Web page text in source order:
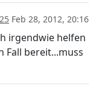
Feb 28, 2012, 20:16
irgendwie helfen
Fall bereit...muss